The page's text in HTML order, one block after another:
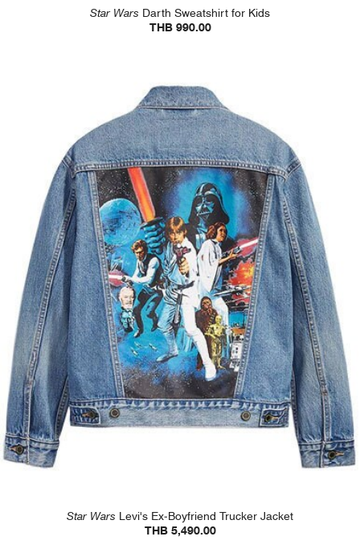
Star Wars Darth Sweatshirt for Kids
THB 990.00
Star Wars Levi's Ex-Boyfriend Trucker Jacket
THB 5,490.00